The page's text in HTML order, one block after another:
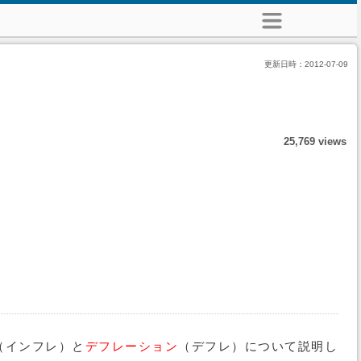
更新日時： 2012-07-09
25,769 views
インフレ）と デフレーション （デフレ）について説明し